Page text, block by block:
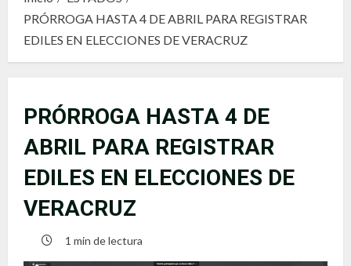
PRÓRROGA HASTA 4 DE ABRIL PARA REGISTRAR
EDILES EN ELECCIONES DE VERACRUZ
PRÓRROGA HASTA 4 DE
ABRIL PARA REGISTRAR
EDILES EN ELECCIONES DE
VERACRUZ
1 min de lectura